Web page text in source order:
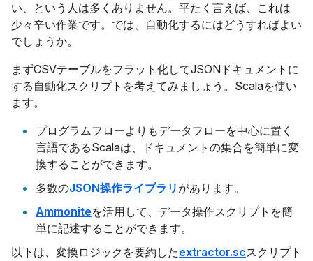
い、という人は多くありません。平たく言えば、これは
少々辛い作業です。では、自動化するにはどうすればよい
でしょうか。
まずCSVテーブルをフラット化してJSONドキュメントに
する自動化スクリプトを考えてみましょう。Scalaを使い
ます。
プログラムフローよりもデータフローを中心に置く
言語であるScalaは、ドキュメントの集合を簡単に変
換することができます。
多数のJSON操作ライブラリ があります。
Ammoniteを活用して、データ操作スクリプトを簡
単に記述することができます。
以下は、変換ロジックを要約したextractor.scスクリプト